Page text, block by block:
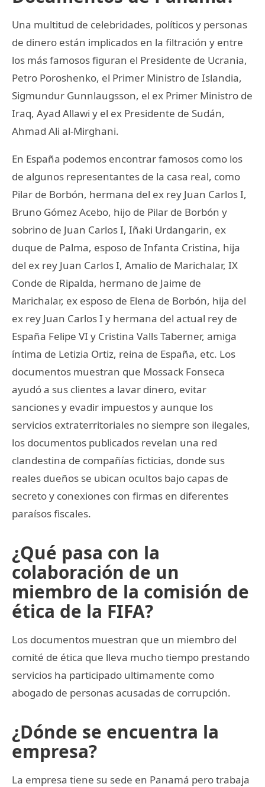
Una multitud de celebridades, políticos y personas
de dinero están implicados en la filtración y entre
los más famosos figuran el Presidente de Ucrania,
Petro Poroshenko, el Primer Ministro de Islandia,
Sigmundur Gunnlaugsson, el ex Primer Ministro de
Iraq, Ayad Allawi y el ex Presidente de Sudán,
Ahmad Ali al-Mirghani.
En España podemos encontrar famosos como los
de algunos representantes de la casa real, como
Pilar de Borbón, hermana del ex rey Juan Carlos I,
Bruno Gómez Acebo, hijo de Pilar de Borbón y
sobrino de Juan Carlos I, Iñaki Urdangarin, ex
duque de Palma, esposo de Infanta Cristina, hija
del ex rey Juan Carlos I, Amalio de Marichalar, IX
Conde de Ripalda, hermano de Jaime de
Marichalar, ex esposo de Elena de Borbón, hija del
ex rey Juan Carlos I y hermana del actual rey de
España Felipe VI y Cristina Valls Taberner, amiga
íntima de Letizia Ortiz, reina de España, etc. Los
documentos muestran que Mossack Fonseca
ayudó a sus clientes a lavar dinero, evitar
sanciones y evadir impuestos y aunque los
servicios extraterritoriales no siempre son ilegales,
los documentos publicados revelan una red
clandestina de compañías ficticias, donde sus
reales dueños se ubican ocultos bajo capas de
secreto y conexiones con firmas en diferentes
paraísos fiscales.
¿Qué pasa con la
colaboración de un
miembro de la comisión de
ética de la FIFA?
Los documentos muestran que un miembro del
comité de ética que lleva mucho tiempo prestando
servicios ha participado ultimamente como
abogado de personas acusadas de corrupción.
¿Dónde se encuentra la
empresa?
La empresa tiene su sede en Panamá pero trabaja